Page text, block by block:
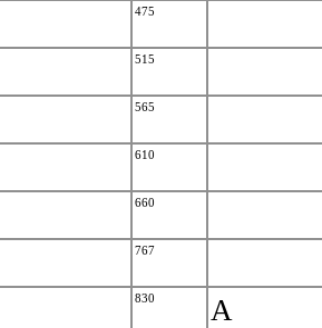
475
515
565
610
660
767
830 A